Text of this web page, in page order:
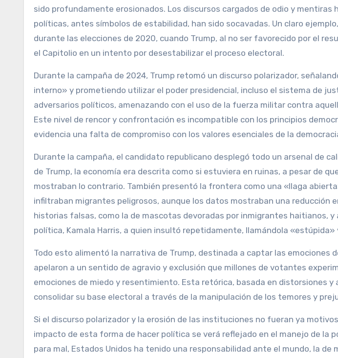
sido profundamente erosionados. Los discursos cargados de odio y mentiras
políticas, antes símbolos de estabilidad, han sido socavadas. Un claro
durante las elecciones de 2020, cuando Trump, al no ser favorecido por el
el Capitolio en un intento por desestabilizar el proceso electoral.
Durante la campaña de 2024, Trump retomó un discurso polarizador,
interno» y prometiendo utilizar el poder presidencial, incluso el sistema de
adversarios políticos, amenazando con el uso de la fuerza militar contra
Este nivel de rencor y confrontación es incompatible con los principios
evidencia una falta de compromiso con los valores esenciales de la
Durante la campaña, el candidato republicano desplegó todo un arsenal de
de Trump, la economía era descrita como si estuviera en ruinas, a pesar de
mostraban lo contrario. También presentó la frontera como una «llaga
infiltraban migrantes peligrosos, aunque los datos mostraban una reducción
historias falsas, como la de mascotas devoradas por inmigrantes haitianos,
política, Kamala Harris, a quien insultó repetidamente, llamándola
Todo esto alimentó la narrativa de Trump, destinada a captar las emociones
apelaron a un sentido de agravio y exclusión que millones de votantes
emociones de miedo y resentimiento. Esta retórica, basada en distorsiones
consolidar su base electoral a través de la manipulación de los temores y
Si el discurso polarizador y la erosión de las instituciones no fueran ya
impacto de esta forma de hacer política se verá reflejado en el manejo de la
para mal, Estados Unidos ha tenido una responsabilidad ante el mundo, la de